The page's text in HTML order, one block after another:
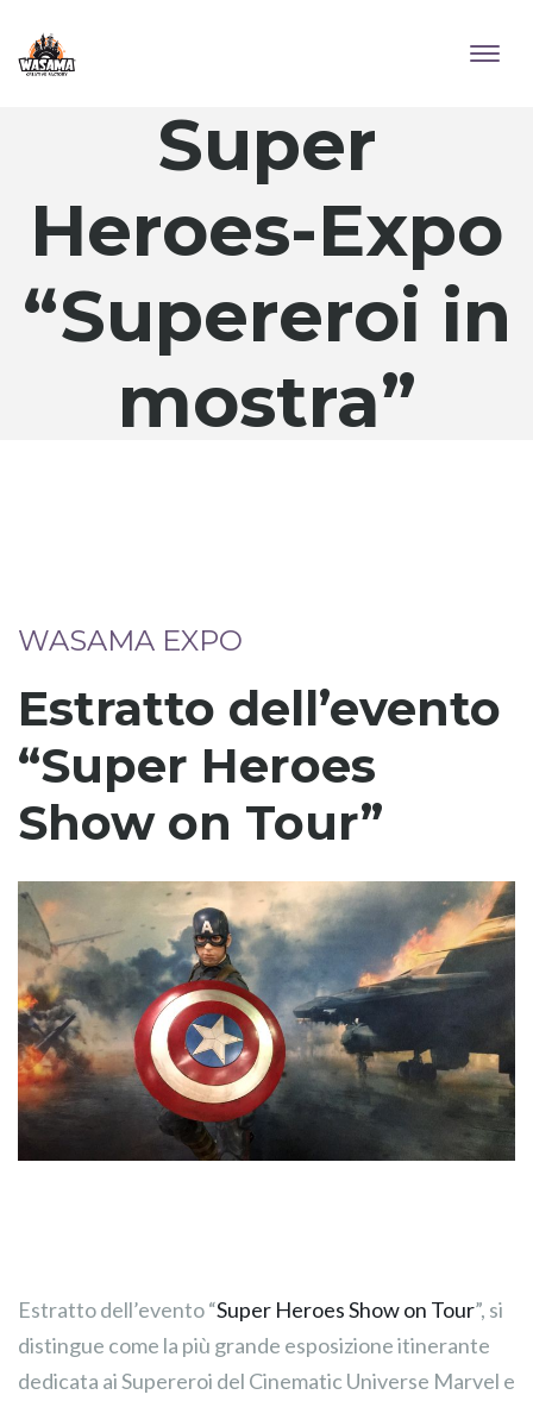
Super
Heroes-Expo
“Supereroi in
mostra”
WASAMA EXPO
Estratto dell’evento
“Super Heroes
Show on Tour”
Estratto dell’evento “Super Heroes Show on Tour”, si
distingue come la più grande esposizione itinerante
dedicata ai Supereroi del Cinematic Universe Marvel e